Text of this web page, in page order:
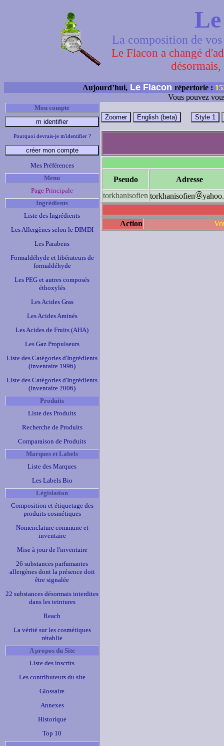
La composition de
Le Flacon a changé
Aujourd’hui, Le Flacon répertorie :
Vous pouvez
Mon compte
Pourquoi devrais-je m'identifier ?
Mes Préférences
Menu
Page Principale
Ingrédients
Liste des Ingrédients
Les Allergènes selon le DIMDI
Les Parabens
Formaldéhyde et libérateurs de
formaldéhyde
Les PEG et autres composés
éthoxylés
Les Acides Gras
Les Acides Aminés
Les Acides de Fruits (AHA)
Les Gaz Propulseurs
Liste des Catégories d'Ingrédients
(inventaire 1996)
Liste des Catégories d'Ingrédients
(inventaire 2006)
Produits
Liste des Produits
Recherche de Produits
Comparaison de Produits
Marques et Labels
Liste des Marques
Les Labels Bio
Législation
Composition et étiquetage des
produits cosmétiques
Nomenclature commune et
inventaire
Mise à jour de l'inventaire
26 substances parfumantes
allergènes dont la présence doit
être signalée
22 substances désormais interdites
dans les teintures
Reach
La vérité sur les cosmétiques
rétablie
A propos du Site
Liste des inscrits
Les contributeurs du site
Glossaire
Annexes
Historique
Top 10
Pseudo
Adresse
torkhanisofien torkhanisofien
Action